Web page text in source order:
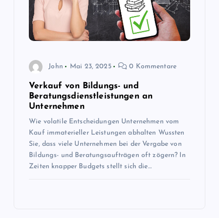
John Mai 23, 2025 0 Kommentare
Verkauf von Bildungs- und
Beratungsdienstleistungen an
Unternehmen
Wie volatile Entscheidungen Unternehmen vom
Kauf immaterieller Leistungen abhalten Wussten
Sie, dass viele Unternehmen bei der Vergabe von
Bildungs- und Beratungsaufträgen oft zögern? In
Zeiten knapper Budgets stellt sich die…